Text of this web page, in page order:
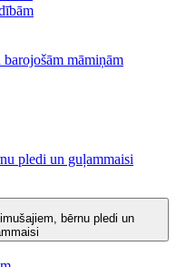
māmiņām
pledi un guļammaisi
bērnu pledi un